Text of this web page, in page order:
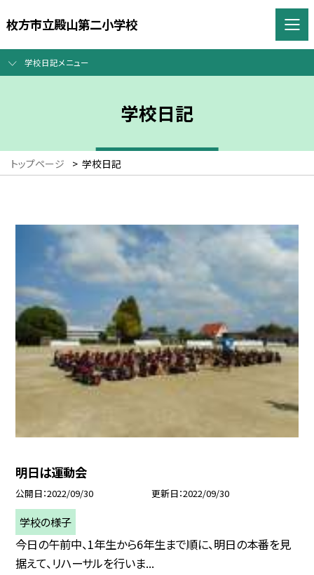
枚方市立殿山第二小学校
学校日記メニュー
学校日記
トップページ > 学校日記
明日は運動会
公開日 2022/09/30 更新日 2022/09/30
学校の様子
今日の午前中、1年生から6年生まで順に、明日の本番を見
据えて、リハーサルを行いま...